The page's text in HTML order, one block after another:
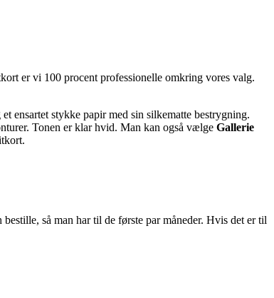
er vi 100 procent professionelle omkring vores valg.
ensartet stykke papir med sin silkematte bestrygning.
Tonen er klar hvid. Man kan også vælge Gallerie
så man har til de første par måneder. Hvis det er til